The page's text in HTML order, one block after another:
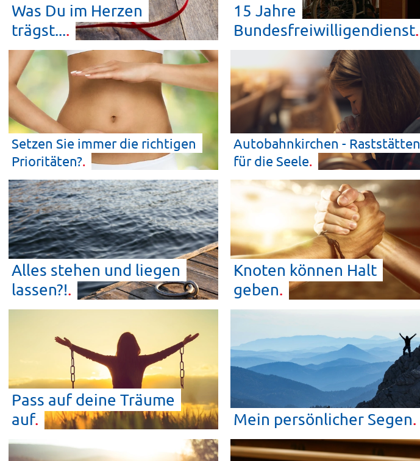
Was Du im Herzen
trägst...
15 Jahre
Bundesfreiwilligendienst
Setzen Sie immer die richtigen
Prioritäten?
Autobahnkirchen - Raststätten
für die Seele
Alles stehen und liegen
lassen?!
Knoten können Halt
geben
Pass auf deine Träume
auf
Mein persönlicher Segen